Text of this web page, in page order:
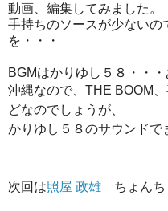
動画、編集してみました。
手持ちのソースが少ない
を・・・
BGMはかりゆし５８・・
沖縄なので、 THE BOOM、
どなのでしょうが、
かりゆし５８のサウンドで
次回は照屋 政雄 ちょんち